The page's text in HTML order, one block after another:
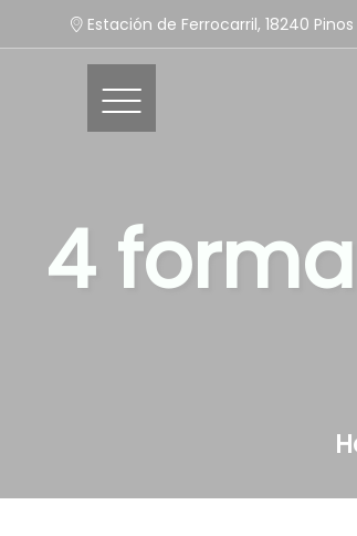
Estación de Ferrocarril, 18240
4